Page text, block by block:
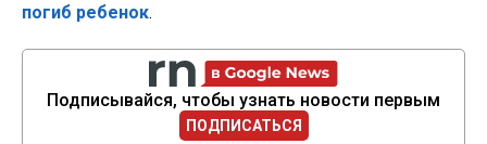
погиб ребенок.
Подписывайся, чтобы узнать новости первым
ПОДПИСАТЬСЯ